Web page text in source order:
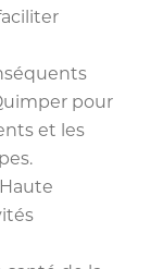
pour
et les